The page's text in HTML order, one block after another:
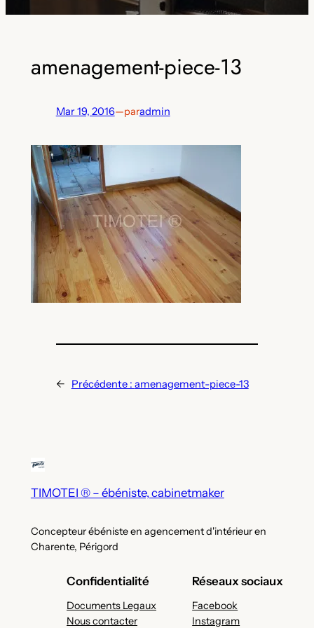
amenagement-piece-13
Mar 19, 2016—paradmin
← Précédente : amenagement-piece-13
TIMOTEI ® – ébéniste, cabinetmaker
Concepteur ébéniste en agencement d'intérieur en
Charente, Périgord
Confidentialité
Documents Legaux
Nous contacter
Réseaux sociaux
Facebook
Instagram